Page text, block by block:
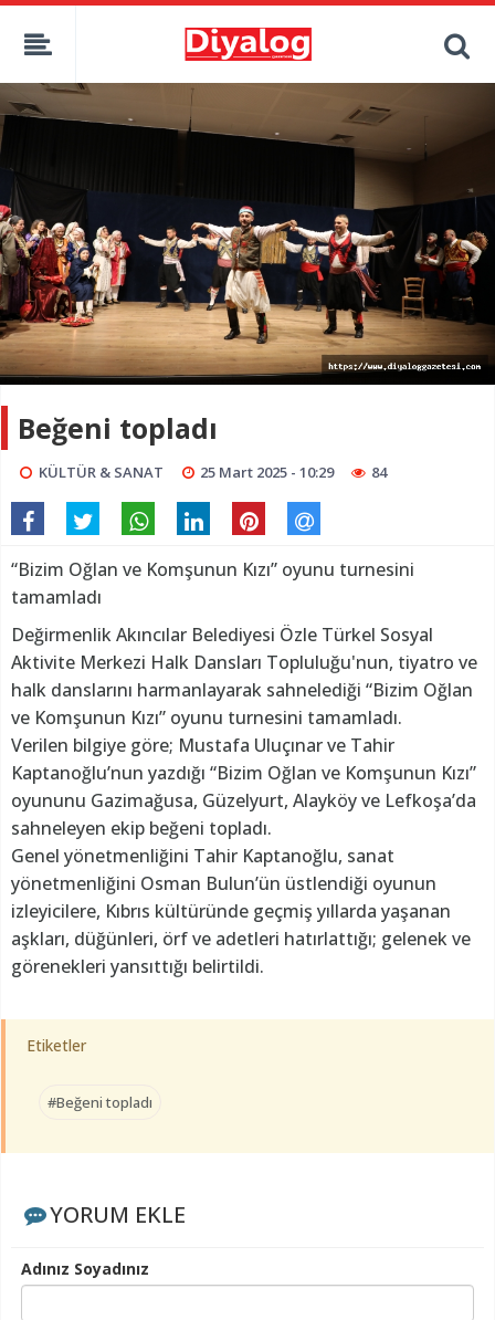
Beğeni topladı
KÜLTÜR & SANAT 25 Mart 2025 - 10:29 84
“Bizim Oğlan ve Komşunun Kızı” oyunu turnesini
tamamladı
Değirmenlik Akıncılar Belediyesi Özle Türkel Sosyal
Aktivite Merkezi Halk Dansları Topluluğu'nun, tiyatro ve
halk danslarını harmanlayarak sahnelediği “Bizim Oğlan
ve Komşunun Kızı” oyunu turnesini tamamladı.
Verilen bilgiye göre; Mustafa Uluçınar ve Tahir
Kaptanoğlu’nun yazdığı “Bizim Oğlan ve Komşunun Kızı”
oyununu Gazimağusa, Güzelyurt, Alayköy ve Lefkoşa’da
sahneleyen ekip beğeni topladı.
Genel yönetmenliğini Tahir Kaptanoğlu, sanat
yönetmenliğini Osman Bulun’ün üstlendiği oyunun
izleyicilere, Kıbrıs kültüründe geçmiş yıllarda yaşanan
aşkları, düğünleri, örf ve adetleri hatırlattığı; gelenek ve
görenekleri yansıttığı belirtildi.
Etiketler
#Beğeni topladı
YORUM EKLE
Adınız Soyadınız